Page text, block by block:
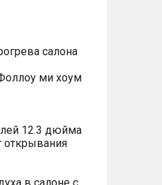
салона
ми хоум
12.3 дюйма
открывания